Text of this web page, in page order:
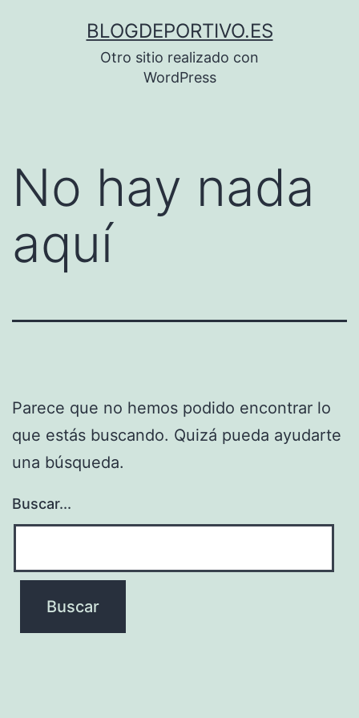
BLOGDEPORTIVO.ES
Otro sitio realizado con
WordPress
No hay nada
aquí
Parece que no hemos podido encontrar lo
que estás buscando. Quizá pueda ayudarte
una búsqueda.
Buscar...